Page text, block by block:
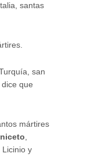
santas
san
dice que
mártires
Licinio y